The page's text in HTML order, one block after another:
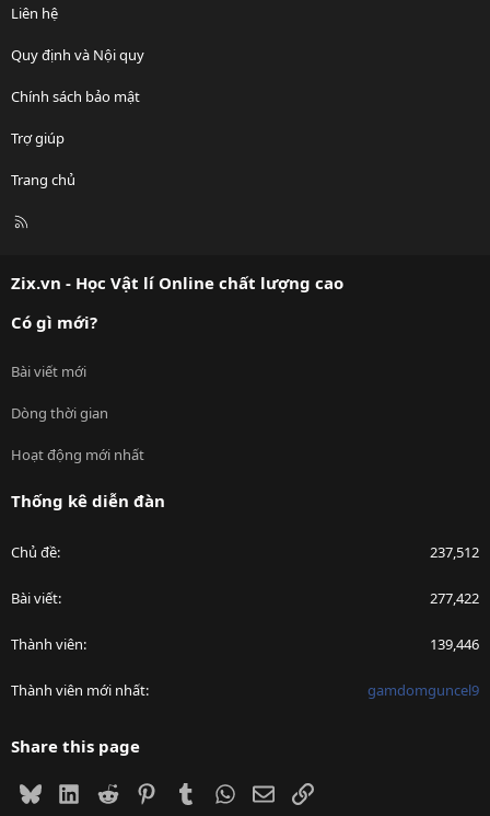
Liên hệ
Quy định và Nội quy
Chính sách bảo mật
Trợ giúp
Trang chủ
R
Zix.vn - Học Vật lí Online chất lượng cao
Có gì mới?
Bài viết mới
Dòng thời gian
Hoạt động mới nhất
Thống kê diễn đàn
Chủ đề 237,512
Bài viết 277,422
Thành viên 139,446
Thành viên mới nhất gamdomguncel9
Share this page
BlueskyLinkedIn
Reddit PinterestTumblrWhatsApp
EmailLink